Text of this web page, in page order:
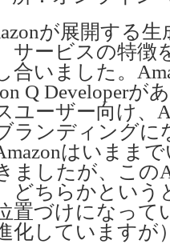
が展開する生
サービスの特徴
合いました。
Q Developerが
ユーザー向け、
ランディングに
はいまま
ましたが、この
どちらかとい
置づけになって
化していますが